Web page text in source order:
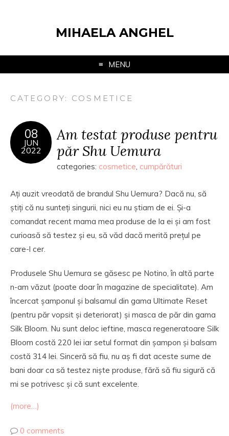
MIHAELA ANGHEL
MENU
CATEGORY: COSMETICE
08
JUN
2022
Am testat produse pentru
păr Shu Uemura
categories: cosmetice, cumpărături
Ați auzit vreodată de brandul Shu Uemura? Dacă nu, să
știți că nu sunteți singurii, nici eu nu știam de ei. Și-a
comandat recent mama mea produse de la ei și am fost
curioasă să testez și eu, să văd dacă merită prețul pe
care-l cer.
Produsele Shu Uemura se găsesc pe Notino, în altă parte
n-am văzut (poate doar în magazine de specialitate). Am
încercat șamponul și balsamul din gama Ultimate Reset
(pentru păr vopsit și deteriorat) și masca de păr din gama
Silk Bloom. Nu sunt deloc ieftine, masca regeneratoare Silk
Bloom costă 220 lei iar setul format din șampon și balsam
costă 314 lei. Sinceră să fiu, nu aș fi dat aceste sume de
bani doar ca să testez niște produse, fără să fiu sigură că
mi se potrivesc și că sunt excelente.
(more…)
0 comments